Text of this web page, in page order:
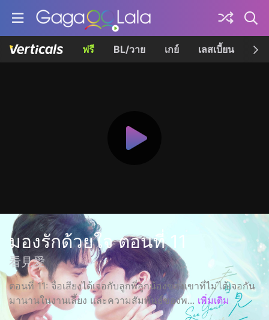
ฟรี BL/วาย เกย์ เลสเบี้ยน เค
มองรักด้วยใจ ตอนที่ 11
看見愛
ตอนที่ 11: จื่อเสียงได้เจอกับลูกพี่ลูกน้องของเขาที่ไม่ได้เจอกัน
มานานในงานเลี้ยง และความสัมพันธ์ของพ... เพิ่มเติม